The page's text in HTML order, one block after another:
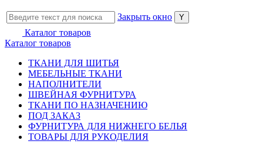
Закрыть окно
Каталог товаров
Каталог товаров
ТКАНИ ДЛЯ ШИТЬЯ
МЕБЕЛЬНЫЕ ТКАНИ
НАПОЛНИТЕЛИ
ШВЕЙНАЯ ФУРНИТУРА
ТКАНИ ПО НАЗНАЧЕНИЮ
ПОД ЗАКАЗ
ФУРНИТУРА ДЛЯ НИЖНЕГО БЕЛЬЯ
ТОВАРЫ ДЛЯ РУКОДЕЛИЯ